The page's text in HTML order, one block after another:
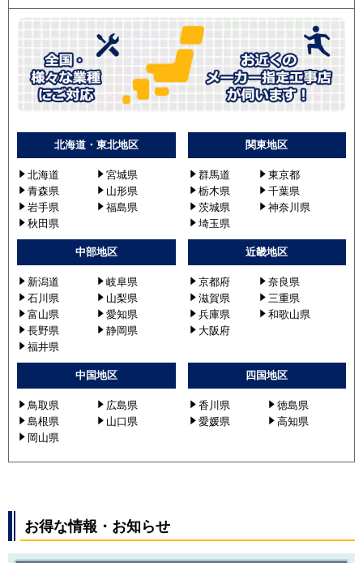
北海道・東北地区
北海道
宮城県
青森県
山形県
岩手県
福島県
秋田県
関東地区
群馬道
東京都
栃木県
千葉県
茨城県
神奈川県
埼玉県
中部地区
新潟道
岐阜県
石川県
山梨県
富山県
愛知県
長野県
静岡県
福井県
近畿地区
京都府
奈良県
滋賀県
三重県
兵庫県
和歌山県
大阪府
中国地区
鳥取県
広島県
島根県
山口県
岡山県
四国地区
香川県
徳島県
愛媛県
高知県
お得な情報・お知らせ